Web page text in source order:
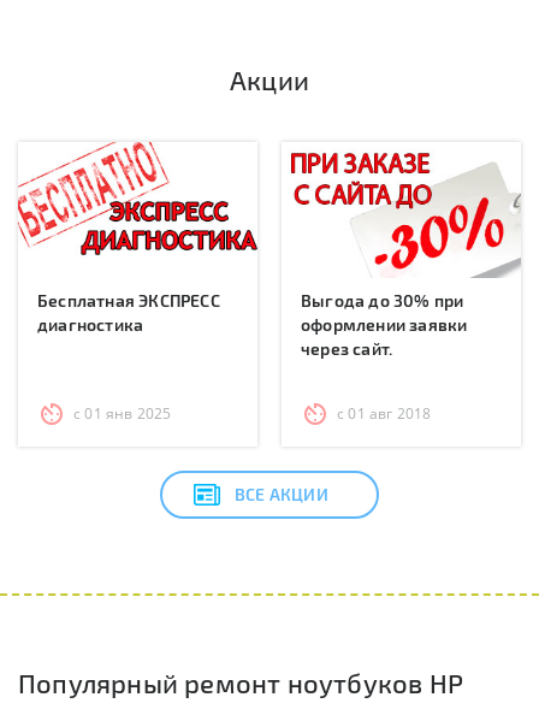
Акции
Бесплатная ЭКСПРЕСС
диагностика
с 01 янв 2025
Выгода до 30% при
оформлении заявки
через сайт.
с 01 авг 2018
ВСЕ АКЦИИ
Популярный ремонт ноутбуков HP